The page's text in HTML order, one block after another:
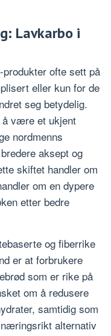
Lavkarbo i
ofte sett på
eller kun for de
seg betydelig.
å være et ukjent
nordmenns
aksept og
skiftet handler om
om en dypere
etter bedre
og fiberrike
er at forbrukere
som er rike på
om å redusere
samtidig som
alternativ